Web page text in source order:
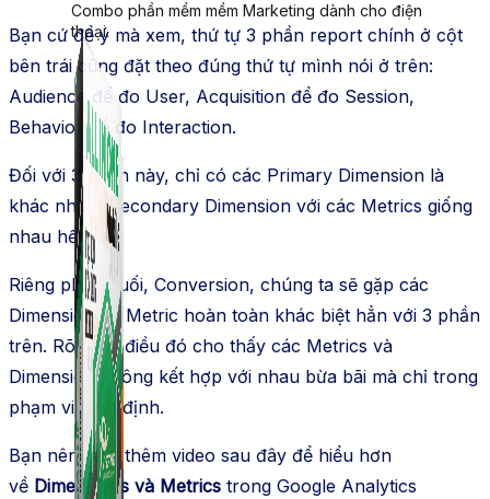
Combo phần mềm mềm Marketing dành cho điện
thoại.
Bạn cứ để ý mà xem, thứ tự 3 phần report chính ở cột
bên trái cũng đặt theo đúng thứ tự mình nói ở trên:
Audience để đo User, Acquisition để đo Session,
Behavior để đo Interaction.
Đối với 3 phần này, chỉ có các Primary Dimension là
khác nhau, Secondary Dimension với các Metrics giống
nhau hết.
Riêng phần cuối, Conversion, chúng ta sẽ gặp các
Dimension và Metric hoàn toàn khác biệt hẳn với 3 phần
trên. Rõ ràng điều đó cho thấy các Metrics và
Dimension không kết hợp với nhau bừa bãi mà chỉ trong
phạm vi nhất định.
Bạn nên xem thêm video sau đây để hiểu hơn
về Dimensions và Metrics trong Google Analytics